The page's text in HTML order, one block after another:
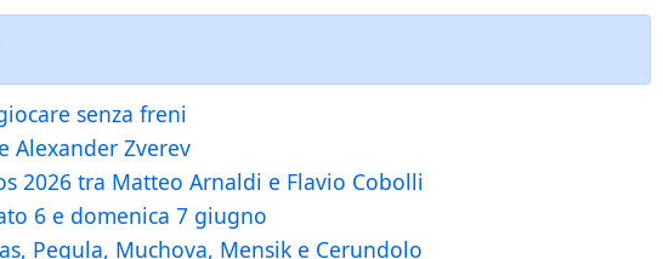
senza freni
Alexander Zverev
2026 tra Matteo Arnaldi e Flavio Cobolli
6 e domenica 7 giugno
Pegula, Muchova, Mensik e Cerundolo